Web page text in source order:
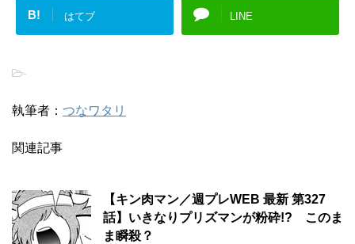
B! はてブ LINE
-
執筆者： つなワタリ
関連記事
【キン肉マン／週プレWEB 最新 第327
話】いきなりプリズマンが粉砕!? このま
ま瞬殺？